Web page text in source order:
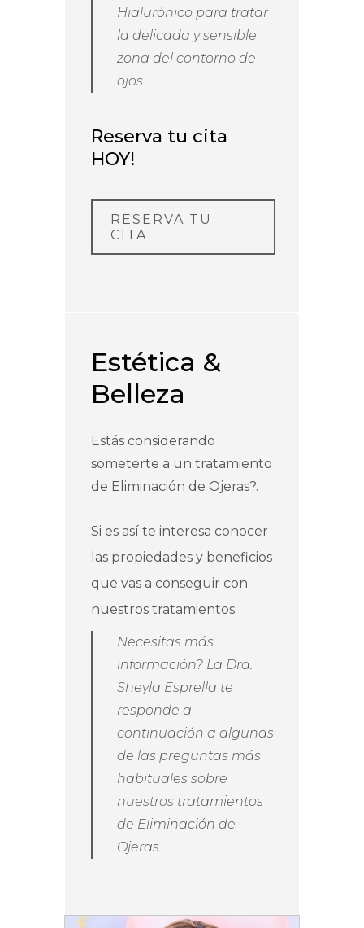
Hialurónico para tratar
la delicada y sensible
zona del contorno de
ojos.
Reserva tu cita
HOY!
RESERVA TU
CITA
Estética &
Belleza
Estás considerando
someterte a un tratamiento
de Eliminación de Ojeras?.
Si es así te interesa conocer
las propiedades y beneficios
que vas a conseguir con
nuestros tratamientos.
Necesitas más
información? La Dra.
Sheyla Esprella te
responde a
continuación a algunas
de las preguntas más
habituales sobre
nuestros tratamientos
de Eliminación de
Ojeras.